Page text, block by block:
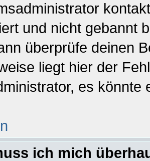
und nicht gebannt
überprüfe deinen
liegt hier der
es könnte
ich mich